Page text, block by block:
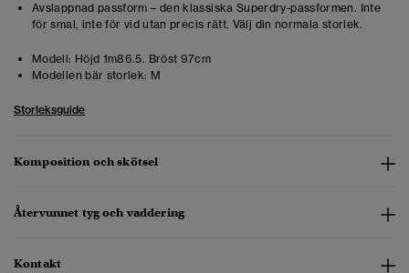
Avslappnad passform – den klassiska Superdry-passformen. Inte
för smal, inte för vid utan precis rätt. Välj din normala storlek.
Modell: Höjd 1m86.5. Bröst 97cm
Modellen bär storlek: M
Storleksguide
Komposition och skötsel
Återvunnet tyg och vaddering
Kontakt